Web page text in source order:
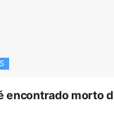
encontrado morto